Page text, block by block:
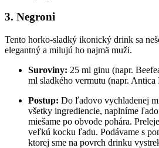
3. Negroni
Tento horko-sladký ikonický drink sa
elegantný a milujú ho najmä muži.
Suroviny: 25 ml ginu (napr.
ml sladkého vermutu (napr. Antica
Postup: Do ľadovo vychladenej
všetky ingrediencie, naplníme
miešame po obvode pohára.
veľkú kocku ľadu. Podávame s
ktorej sme na povrch drinku